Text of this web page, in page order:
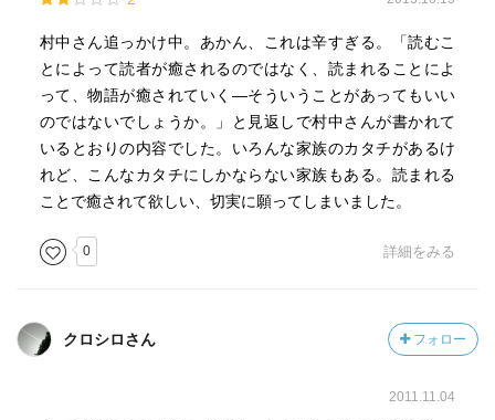
村中さん追っかけ中。あかん、これは辛すぎる。「読むこ
とによって読者が癒されるのではなく、読まれることによ
って、物語が癒されていく—そういうことがあってもいい
のではないでしょうか。」と見返しで村中さんが書かれて
いるとおりの内容でした。いろんな家族のカタチがあるけ
れど、こんなカタチにしかならない家族もある。読まれる
ことで癒されて欲しい、切実に願ってしまいました。
0 詳細をみる
クロシロさん フォロー
2011.11.04